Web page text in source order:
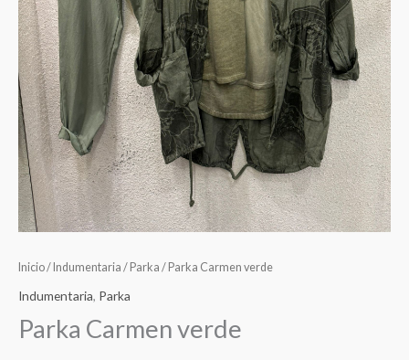
Inicio/ Indumentaria / Parka / Parka Carmen verde
Indumentaria, Parka
Parka Carmen verde